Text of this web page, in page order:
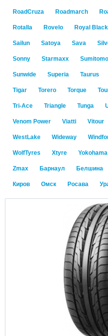
RoadCruza Roadmarch
Rotalla Rovelo Royal Black
Sailun Satoya Sava
Sonny Starmaxx Sumitomo
Sunwide Superia Taurus
Tigar Torero Torque
Tri-Ace Triangle Tunga
Venom Power Viatti Vitour
WestLake Wideway
WolfTyres Xtyre Yokohama
Zmax Барнаул Белшина
Киров Омск Росава